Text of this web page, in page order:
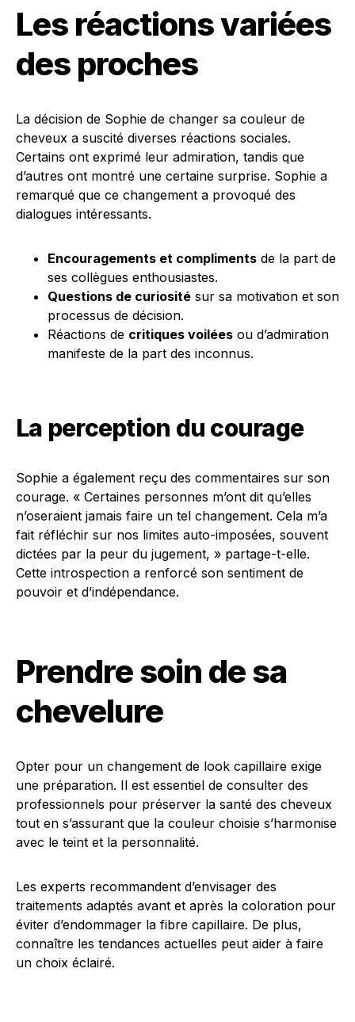
Les réactions variées
des proches
La décision de Sophie de changer sa couleur de
cheveux a suscité diverses réactions sociales.
Certains ont exprimé leur admiration, tandis que
d’autres ont montré une certaine surprise. Sophie a
remarqué que ce changement a provoqué des
dialogues intéressants.
Encouragements et compliments de la part de
ses collègues enthousiastes.
Questions de curiosité sur sa motivation et son
processus de décision.
Réactions de critiques voilées ou d’admiration
manifeste de la part des inconnus.
La perception du courage
Sophie a également reçu des commentaires sur son
courage. « Certaines personnes m’ont dit qu’elles
n’oseraient jamais faire un tel changement. Cela m’a
fait réfléchir sur nos limites auto-imposées, souvent
dictées par la peur du jugement, » partage-t-elle.
Cette introspection a renforcé son sentiment de
pouvoir et d’indépendance.
Prendre soin de sa
chevelure
Opter pour un changement de look capillaire exige
une préparation. Il est essentiel de consulter des
professionnels pour préserver la santé des cheveux
tout en s’assurant que la couleur choisie s’harmonise
avec le teint et la personnalité.
Les experts recommandent d’envisager des
traitements adaptés avant et après la coloration pour
éviter d’endommager la fibre capillaire. De plus,
connaître les tendances actuelles peut aider à faire
un choix éclairé.